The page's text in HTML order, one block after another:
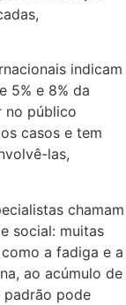
indicam
5% e 8% da
no público
casos e tem
las,
chamam
social: muitas
a fadiga e a
ao acúmulo de
padrão pode